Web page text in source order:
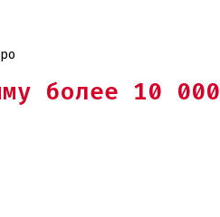
более 10 000